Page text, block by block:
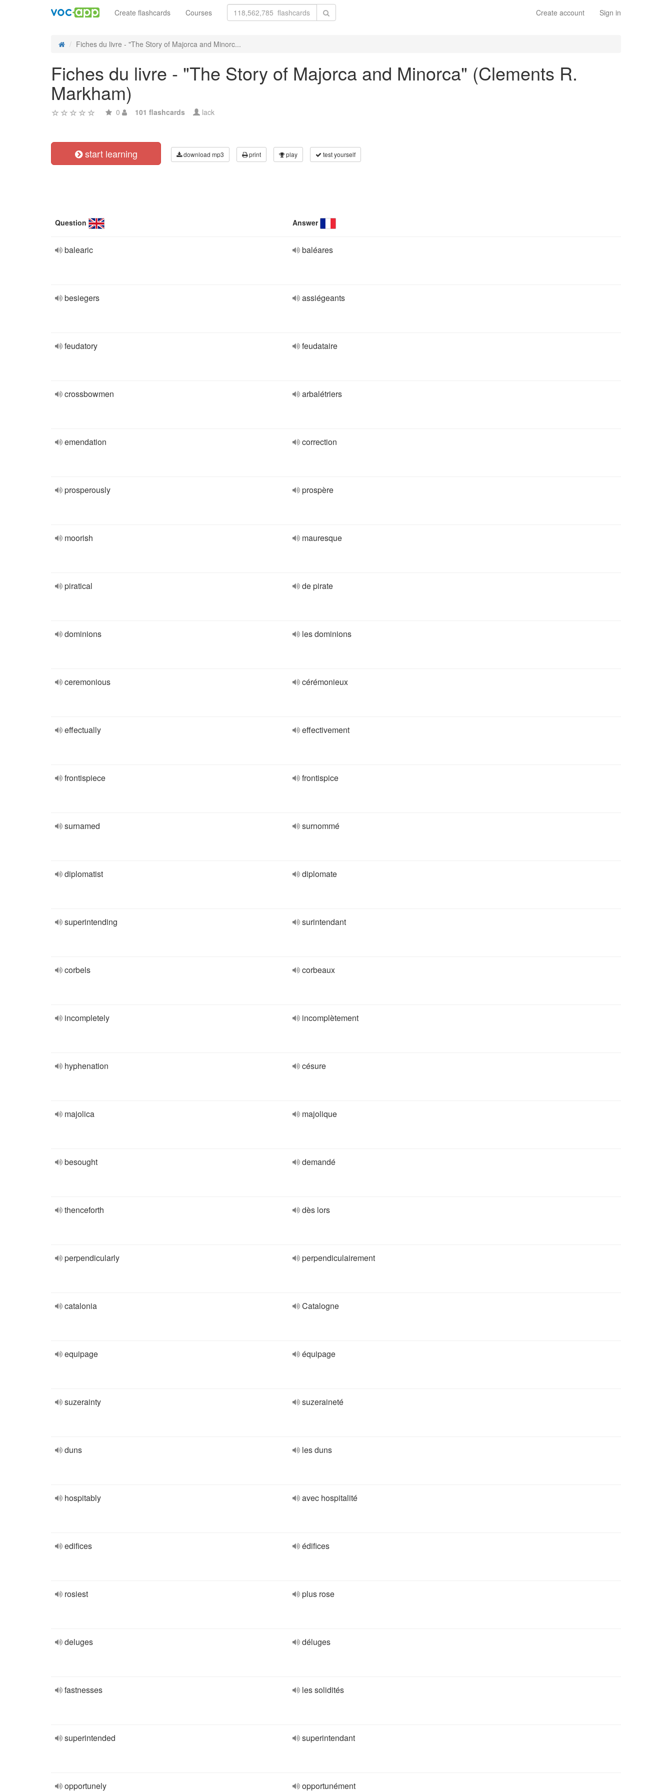
Create account Sign in
Create flashcards Courses
Fiches du livre - "The Story of Majorca and Minorc...
Fiches du livre - "The Story of Majorca and Minorca" (Clements R.
Markham)
0 101 flashcards lack
start learning download mp3 print play test yourself
Question Answer
balearic baléares
besiegers assiégeants
feudatory feudataire
crossbowmen arbalétriers
emendation correction
prosperously prospère
moorish mauresque
piratical de pirate
dominions les dominions
ceremonious cérémonieux
effectually effectivement
frontispiece frontispice
surnamed surnommé
diplomatist diplomate
superintending surintendant
corbels corbeaux
incompletely incomplètement
hyphenation césure
majolica majolique
besought demandé
thenceforth dès lors
perpendicularly perpendiculairement
catalonia Catalogne
equipage équipage
suzerainty suzeraineté
duns les duns
hospitably avec hospitalité
edifices édifices
rosiest plus rose
deluges déluges
fastnesses les solidités
superintended superintendant
opportunely opportunément